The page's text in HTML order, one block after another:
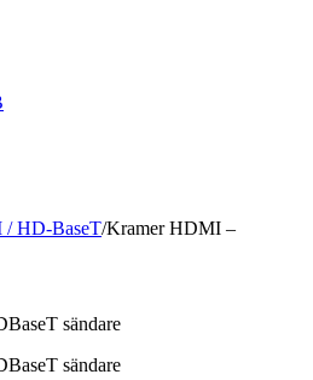
/ HD-BaseT/Kramer HDMI –